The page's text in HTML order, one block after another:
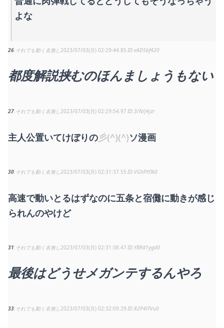
よな
26 それでも動く名無し2023/07/03(月) 02:29:44.85 vAD5bf420
都度解説挟むのほんましょうもない
27 それでも動く名無し2023/07/03(月) 02:29:54.97 3/N/J4jzr
主人公置いてけぼりの彡(^)(^)ソ漫画
30 それでも動く名無し2023/07/03(月) 02:31:37.55 VGhPtYIk0
高速で動いとるはずなのに五条と宿儺に動きが感じ
られんのやけど
31 それでも動く名無し2023/07/03(月) 02:31:38.47 YBRd1ygd0
最後はどうせメガンテするんやろ
33 それでも動く名無し2023/07/03(月) 02:32:09.29 82P4lYVu0